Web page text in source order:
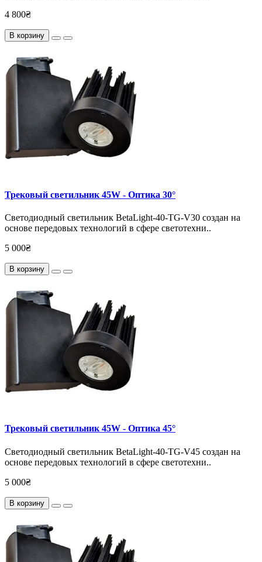
4 800₴
В корзину
Трековый светильник 45W - Оптика 30°
Светодиодный светильник BetaLight-40-TG-V30 создан на
основе передовых технологий в сфере светотехни..
5 000₴
В корзину
Трековый светильник 45W - Оптика 45°
Светодиодный светильник BetaLight-40-TG-V45 создан на
основе передовых технологий в сфере светотехни..
5 000₴
В корзину